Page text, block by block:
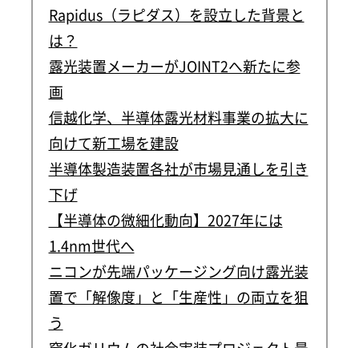
Rapidus（ラピダス）を設立した背景と
は？
露光装置メーカーがJOINT2へ新たに参
画
信越化学、半導体露光材料事業の拡大に
向けて新工場を建設
半導体製造装置各社が市場見通しを引き
下げ
【半導体の微細化動向】2027年には
1.4nm世代へ
ニコンが先端パッケージング向け露光装
置で「解像度」と「生産性」の両立を狙
う